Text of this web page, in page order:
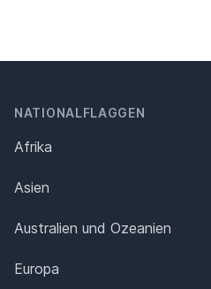
NATIONALFLAGGEN
Afrika
Asien
Australien und Ozeanien
Europa